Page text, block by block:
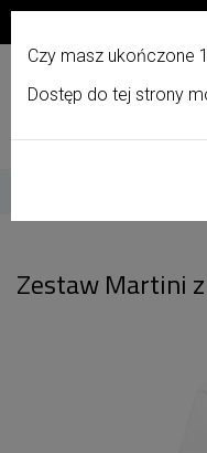
Menu
Zestaw Martini
Czy masz ukończone
Dostęp do tej strony